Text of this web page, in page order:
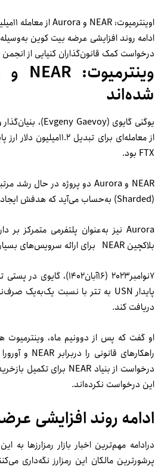
اوینترمیوت: NEAR و Aurora از معامله ۱۱‌میلیون‌دلاری منصرف شده‌اند
ادامه روند افزایشی عرضه بیت کوین
درخواست کمک قانون‌گذاران کنیایی از انجمن
شده‌اند
یوگنی گایوی (Evgeny Gaevoy)، بنیان‌گذار و مدیرعامل وینترمیوت (Wintermute)، ادعا کرده است که بنیاد
از معامله‌ای برای تبدیل ۱۱.۲میلیون دلار ارز پایدار USN به
FTX بود.
(Sharded) به‌حساب می‌آید که هدفش ایجاد زیرساخت مقیاس‌پذیر و قابلیت استفاده برای اپلیکیشن‌های بلاکچین است.
بلاکچین NEAR برای ارائه سرویس‌های بسیار پایدارتر و مقیاس‌پذیرتر و قدرتمندتر در بلاکچین بیت کوین است.
دریافت کند.
او گفت که پس از دوونیم ماه،
این درخواست نکرده‌اند.
ادامه روند افزایشی
پرشورترین مالکان این رمزارز نگه‌داری